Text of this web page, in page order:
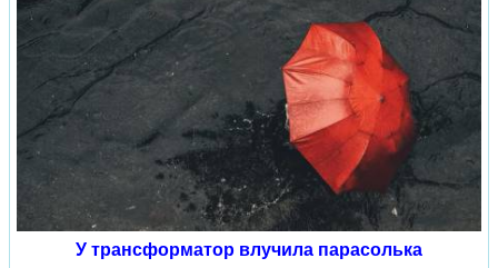
У трансформатор влучила парасолька